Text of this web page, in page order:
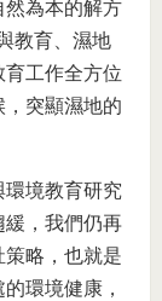
然為本的解方
教育、濕地
工作全方位
突顯濕地的
境教育研究
緩，我們仍再
略，也就是
環境健康，